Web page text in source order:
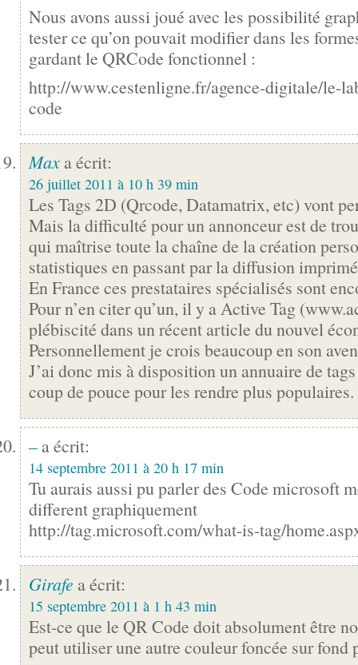
Nous avons aussi joué avec les possibilité
tester ce qu’on pouvait modifier dans les
gardant le QRCode fonctionnel :
http://www.cestenligne.fr/agence-digitale/le-
code
Max a écrit:
26 juillet 2011 à 10 h 39 min
Les Tags 2D (Qrcode, Datamatrix, etc) vont
Mais la difficulté pour un annonceur est de
qui maîtrise toute la chaîne de la création
statistiques en passant par la diffusion
En France ces prestataires spécialisés sont
Pour n’en citer qu’un, il y a Active Tag
plébiscité dans un récent article du nouvel
Personnellement je crois beaucoup en son
J’ai donc mis à disposition un annuaire de
coup de pouce pour les rendre plus populaires.
– a écrit:
14 septembre 2011 à 20 h 17 min
Tu aurais aussi pu parler des Code microsoft
different graphiquement
http://tag.microsoft.com/what-is-tag/
Girafe a écrit:
15 septembre 2011 à 1 h 43 min
Est-ce que le QR Code doit absolument être
peut utiliser une autre couleur foncée sur fond